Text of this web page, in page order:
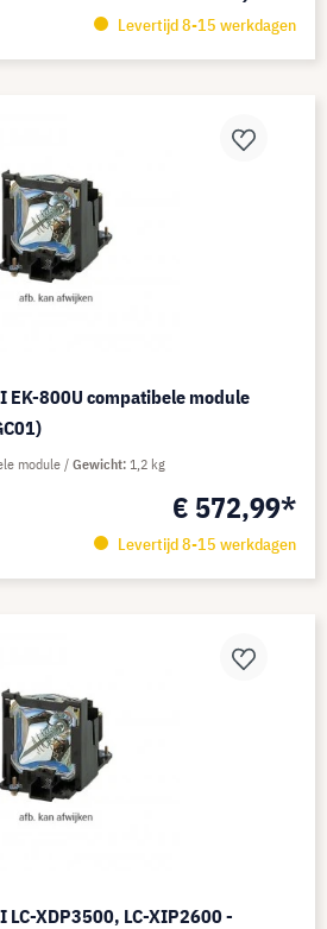
Levertijd 8-15 werkdagen
EK-800U compatibele module
€ 572,99*
Levertijd 8-15 werkdagen
module Gewicht 1,2 kg
LC-XDP3500, LC-XIP2600 -